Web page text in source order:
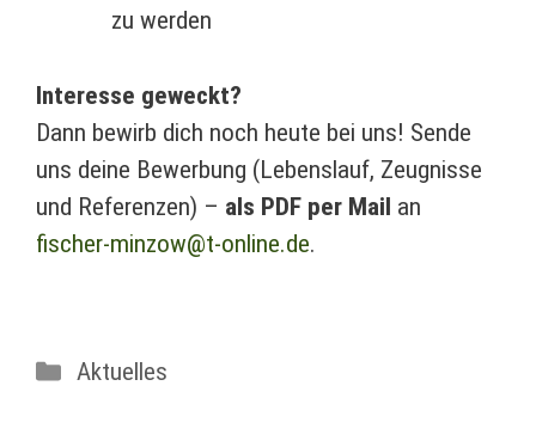
zu werden
Interesse geweckt?
Dann bewirb dich noch heute bei uns! Sende
uns deine Bewerbung (Lebenslauf, Zeugnisse
und Referenzen) – als PDF per Mail an
fischer-minzow@t-online.de.
Kategorien
Aktuelles